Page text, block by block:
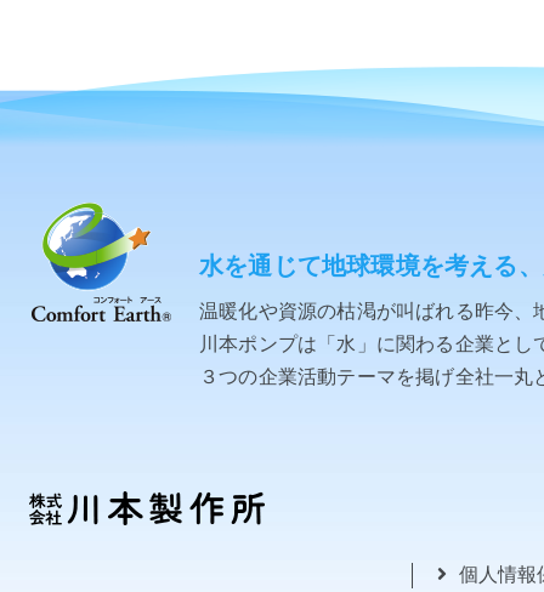
水を通じて地球環境を考える
温暖化や資源の枯渇が叫ばれる昨今
川本ポンプは「水」に関わる企業と
３つの企業活動テーマを掲げ全社一
個人情報